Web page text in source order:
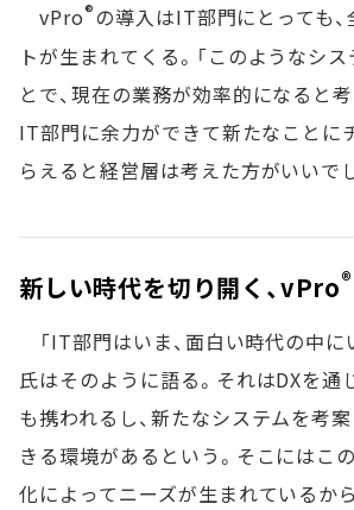
vPro®の導入はIT部門にとっても
トが生まれてくる。「このようなシ
とで、現在の業務が効率的になると
IT部門に余力ができて新たなことに
らえると経営層は考えた方がいいでし
新しい時代を切り開く、vPro®
「IT部門はいま、面白い時代の中
氏はそのように語る。それはDXを通
も携われるし、新たなシステムを考
きる環境があるという。そこにはこ
化によってニーズが生まれているから